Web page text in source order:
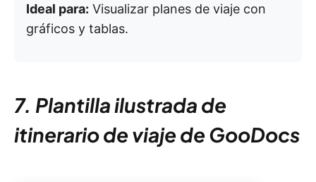
Ideal para: Visualizar planes de viaje con
gráficos y tablas.
7. Plantilla ilustrada de
itinerario de viaje de GooDocs